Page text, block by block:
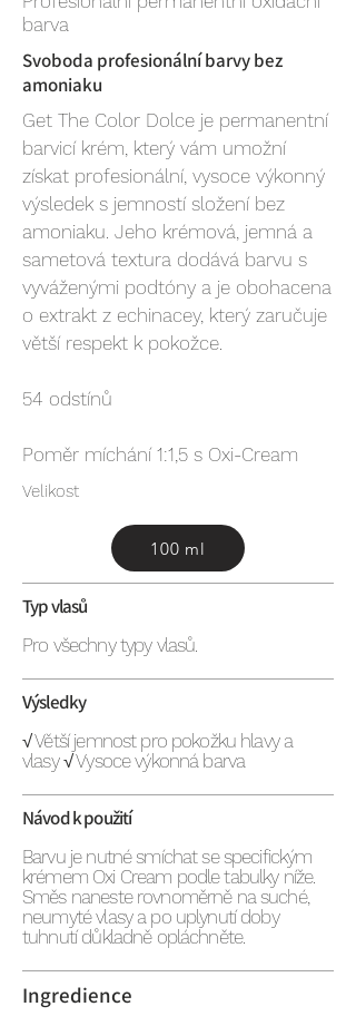
barva
Svoboda profesionální barvy bez
amoniaku
Get The Color Dolce je permanentní
barvicí krém, který vám umožní
získat profesionální, vysoce výkonný
výsledek s jemností složení bez
amoniaku. Jeho krémová, jemná a
sametová textura dodává barvu s
vyváženými podtóny a je obohacena
o extrakt z echinacey, který zaručuje
větší respekt k pokožce.
54 odstínů
Poměr míchání 1:1,5 s Oxi-Cream
Velikost
100 ml
Typ vlasů
Pro všechny typy vlasů.
Výsledky
√ Větší jemnost pro pokožku hlavy a
vlasy √ Vysoce výkonná barva
Návod k použití
Barvu je nutné smíchat se specifickým
krémem Oxi Cream podle tabulky níže.
Směs naneste rovnoměrně na suché,
neumyté vlasy a po uplynutí doby
tuhnutí důkladně opláchněte.
Ingredience